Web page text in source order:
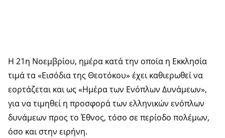
Η 21η Νοεμβρίου, ημέρα κατά την οποία η Εκκλησία
τιμά τα «Εισόδια της Θεοτόκου» έχει καθιερωθεί να
εορτάζεται και ως «Ημέρα των Ενόπλων Δυνάμεων»,
για να τιμηθεί η προσφορά των ελληνικών ενόπλων
δυνάμεων προς το Έθνος, τόσο σε περίοδο πολέμων,
όσο και στην ειρήνη.